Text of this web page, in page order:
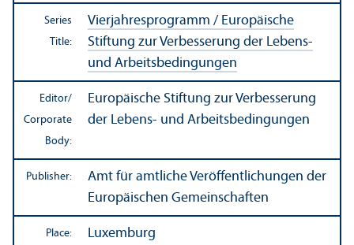
Series
Title:
Vierjahresprogramm / Europäische
Stiftung zur Verbesserung der Lebens-
und Arbeitsbedingungen
Editor/
Corporate
Body:
Europäische Stiftung zur Verbesserung
der Lebens- und Arbeitsbedingungen
Publisher:
Amt für amtliche Veröffentlichungen der
Europäischen Gemeinschaften
Place: Luxemburg